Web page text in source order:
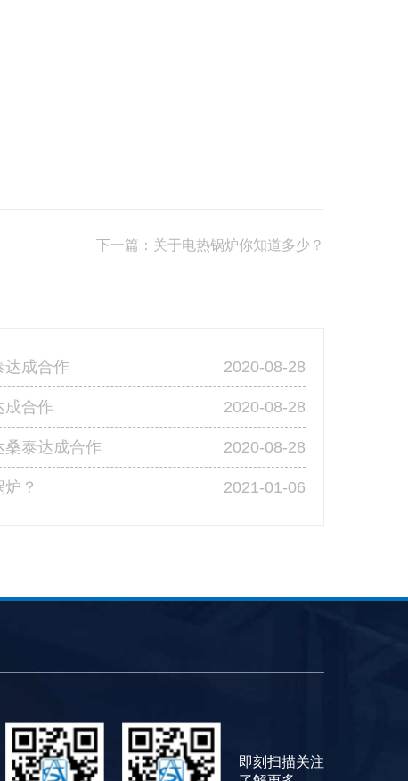
下一篇：关于电热锅炉你知道多少？
达成合作 2020-08-28
成合作 2020-08-28
桑泰达成合作 2020-08-28
？ 2021-01-06
即刻扫描关注